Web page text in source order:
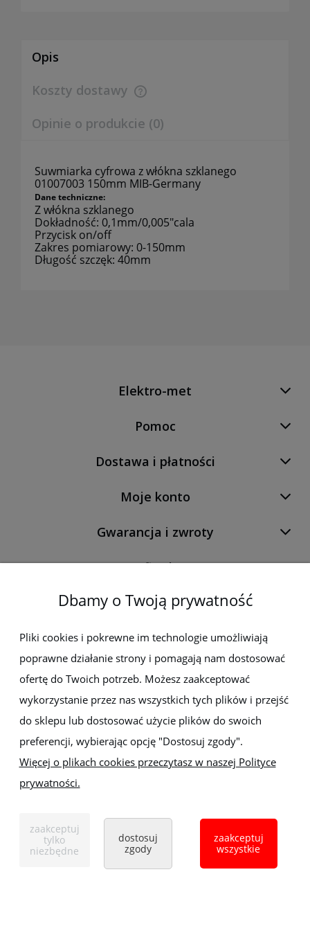
Opis
Koszty dostawy
Cena nie zawiera ewentualnych kosztów płatności
Opinie o produkcie (0)
Suwmiarka cyfrowa z włókna szklanego
01007003 150mm MIB-Germany
Dane techniczne:
Z włókna szklanego
Dokładność: 0,1mm/0,005"cala
Przycisk on/off
Zakres pomiarowy: 0-150mm
Długość szczęk: 40mm
Elektro-met
Pomoc
Dostawa i płatności
Moje konto
Gwarancja i zwroty
O firmie
Newsletter
Zapisz się do newslettera, aby być na bieżąco z nowościami i
promocjami
Handlowa 1, 35-103 Rzeszów
Tel:
+48 17 853 90 49 +48 668 191 214
Dbamy o Twoją prywatność
Pliki cookies i pokrewne im technologie umożliwiają
poprawne działanie strony i pomagają nam dostosować
ofertę do Twoich potrzeb. Możesz zaakceptować
wykorzystanie przez nas wszystkich tych plików i przejść
do sklepu lub dostosować użycie plików do swoich
preferencji, wybierając opcję "Dostosuj zgody".
Więcej o plikach cookies przeczytasz w naszej Polityce
prywatności.
zaakceptuj
tylko
niezbędne
dostosuj
zgody
zaakceptuj
wszystkie